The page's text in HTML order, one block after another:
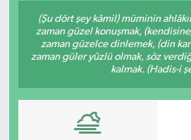
(Şu dört şey kâmil) müminin
zaman güzel konuşmak,
zaman güzelce dinlemek, (din
zaman güler yüzlü olmak, söz
kalmak. (Hadis-i
Siyaset
Spor
Video Galeri